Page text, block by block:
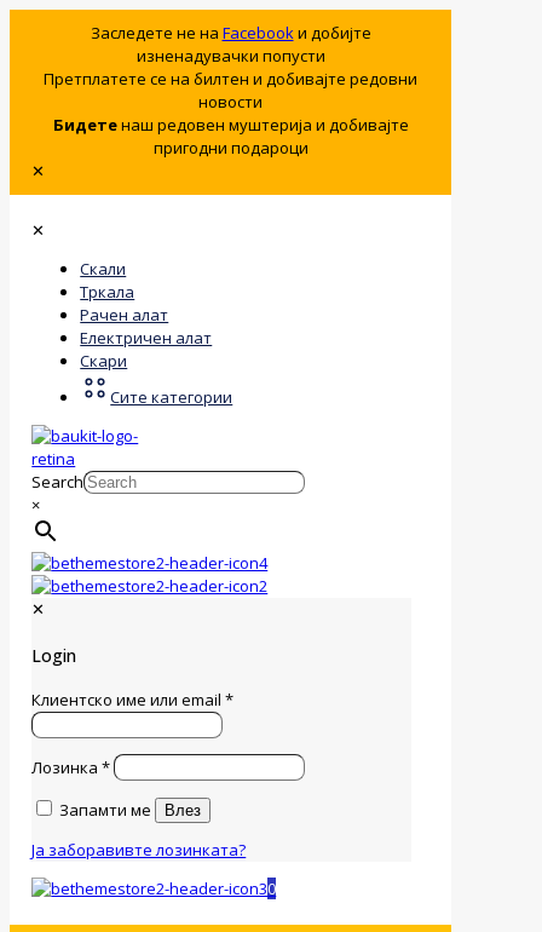
Заследете не на Facebookи добијте
изненадувачки попусти
Претплатете се на билтен и добивајте редовни
новости
Бидетенаш редовен муштерија и добивајте
пригодни подароци
✕
✕
Скали
Тркала
Рачен алат
Електричен алат
Скари
Сите категории
Search
×
✕
Login
Клиентско име или email*
Лозинка*
Запамти ме
Влез
Ја заборавивте лозинката?
0